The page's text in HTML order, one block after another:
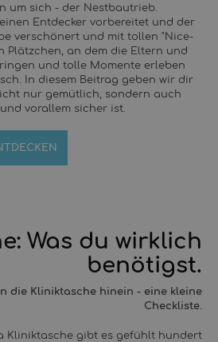
um sich - der Nestbautrieb.
Entdecker vorbereitet und der
verschönert und mit tollen "Nice-
Plätzchen, an dem die Eltern und
und tolle Momente erleben
In diesem Beitrag geben wir dir
nur gemütlich, sondern auch
vorallem sicher ist.
Was du wirklich
benötigst.
die Kliniktasche hinein - eine kleine
Checkliste.
Kliniktasche gibt es gefühlt hundert